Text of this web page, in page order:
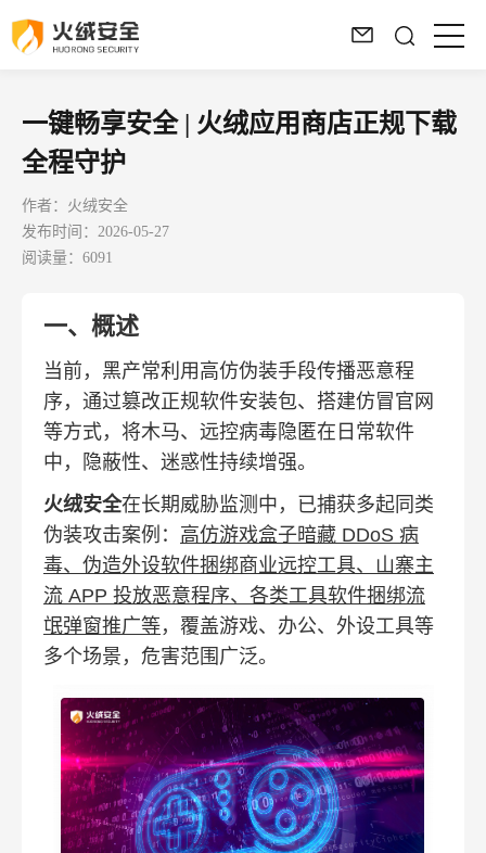
一键畅享安全 | 火绒应用商店正规下载
全程守护
作者：火绒安全
发布时间：2026-05-27
阅读量：6091
一、概述
当前，黑产常利用高仿伪装手段传播恶意程
序，通过篡改正规软件安装包、搭建仿冒官网
等方式，将木马、远控病毒隐匿在日常软件
中，隐蔽性、迷惑性持续增强。
火绒安全在长期威胁监测中，已捕获多起同类
伪装攻击案例： 高仿游戏盒子暗藏 DDoS 病
毒、伪造外设软件捆绑商业远控工具、山寨主
流 APP 投放恶意程序、各类工具软件捆绑流
氓弹窗推广等，覆盖游戏、办公、外设工具等
多个场景，危害范围广泛。